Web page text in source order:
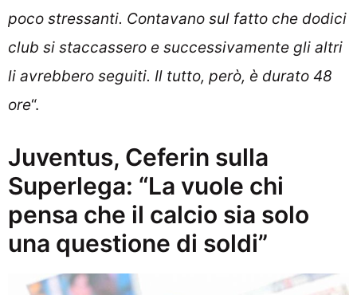
poco stressanti. Contavano sul fatto che dodici
club si staccassero e successivamente gli altri
li avrebbero seguiti. Il tutto, però, è durato 48
ore“.
Juventus, Ceferin sulla
Superlega: “La vuole chi
pensa che il calcio sia solo
una questione di soldi”